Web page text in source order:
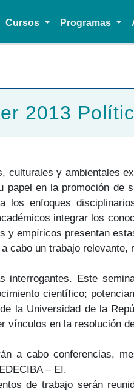
Cursos Programas
2013
y ambientales
en la promoción
enfoques
integrar los
empíricos presentan
cabo un trabajo
interrogantes. Este
científico;
la Universidad de la
en la resolución
a cabo conferencias,
– EI.
de trabajo serán